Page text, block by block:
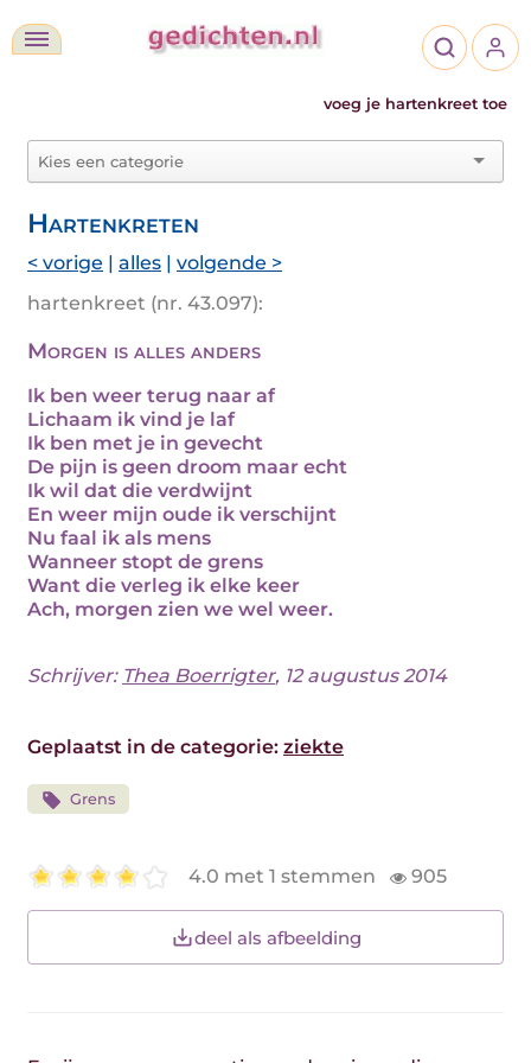
voeg je hartenkreet toe
Hartenkreten
< vorige | alles | volgende >
hartenkreet (nr. 43.097):
Morgen is alles anders
Ik ben weer terug naar af
Lichaam ik vind je laf
Ik ben met je in gevecht
De pijn is geen droom maar echt
Ik wil dat die verdwijnt
En weer mijn oude ik verschijnt
Nu faal ik als mens
Wanneer stopt de grens
Want die verleg ik elke keer
Ach, morgen zien we wel weer.
Schrijver: Thea Boerrigter, 12 augustus 2014
Geplaatst in de categorie: ziekte
Grens
4.0 met 1 stemmen 905
deel als afbeelding